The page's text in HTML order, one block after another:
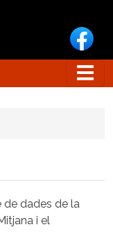
de dades de la
i el